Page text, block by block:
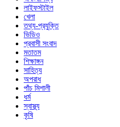
লাইফস্টাইল
খেলা
তথ্য-প্রযুক্তি
ভিডিও
প্রবাসী সংবাদ
মতাতম
শিক্ষাঙ্গন
সাহিত্য
অপরাধ
পাঁচ মিশালী
ধর্ম
স্বাস্থ্য
কৃষি